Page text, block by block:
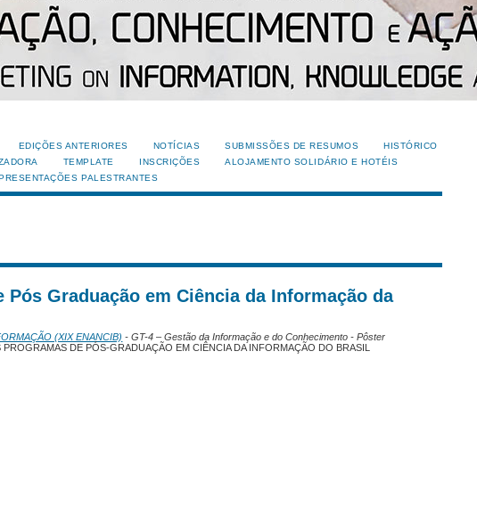
EDIÇÕES ANTERIORES NOTÍCIAS SUBMISSÕES DE RESUMOS
HISTÓRICO
TEMPLATE INSCRIÇÕES
ALOJAMENTO SOLIDÁRIO E HOTÉIS
PALESTRANTES
Pós Graduação em Ciência da Informação da
(XIX ENANCIB) - GT-4 – Gestão da Informação e do Conhecimento - Pôster
DE PÓS-GRADUAÇÃO EM CIÊNCIA DA INFORMAÇÃO DO BRASIL